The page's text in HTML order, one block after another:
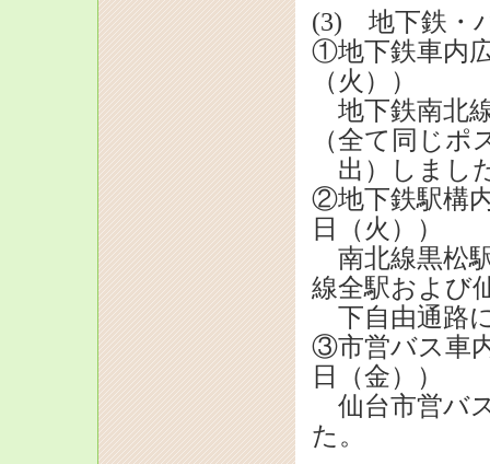
(3) 地下鉄・
①地下鉄車内
（火））
地下鉄南北
（全て同じポ
出）しまし
②地下鉄駅構
日（火））
南北線黒松
線全駅および
下自由通路
③市営バス車
日（金））
仙台市営バ
た。